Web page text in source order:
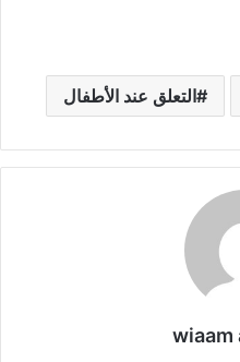
التعلق عند الأطفال
wiaam